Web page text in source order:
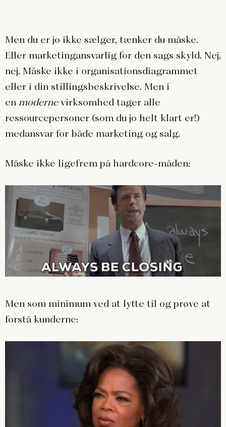
Men du er jo ikke sælger, tænker du måske.
Eller marketingansvarlig for den sags skyld. Nej,
nej. Måske ikke i organisationsdiagrammet
eller i din stillingsbeskrivelse. Men i
en modernevirksomhed tager alle
ressourcepersoner (som du jo helt klart er!)
medansvar for både marketing og salg.
Måske ikke ligefrem på hardcore-måden:
Men som minimum ved at lytte til og prøve at
forstå kunderne: